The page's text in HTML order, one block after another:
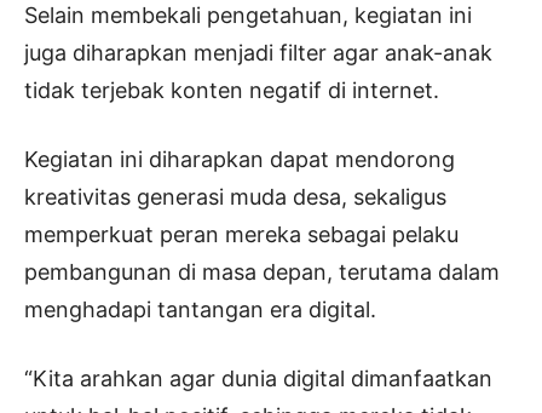
Selain membekali pengetahuan, kegiatan ini
juga diharapkan menjadi filter agar anak-anak
tidak terjebak konten negatif di internet.
Kegiatan ini diharapkan dapat mendorong
kreativitas generasi muda desa, sekaligus
memperkuat peran mereka sebagai pelaku
pembangunan di masa depan, terutama dalam
menghadapi tantangan era digital.
“Kita arahkan agar dunia digital dimanfaatkan